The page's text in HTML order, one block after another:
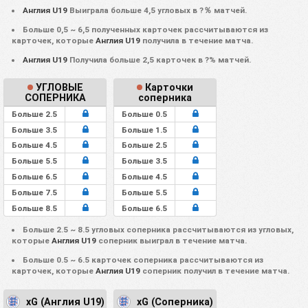
Англия U19 Выиграла больше 4,5 угловых в ?％ матчей.
Больше 0,5 ~ 6,5 полученных карточек рассчитываются из
карточек, которые Англия U19получила в течение матча.
Англия U19 Получила больше 2,5 карточек в ?% матчей.
УГЛОВЫЕ
СОПЕРНИКА
Больше 2.5
Больше 3.5
Больше 4.5
Больше 5.5
Больше 6.5
Больше 7.5
Больше 8.5
Карточки
соперника
Больше 0.5
Больше 1.5
Больше 2.5
Больше 3.5
Больше 4.5
Больше 5.5
Больше 6.5
Больше 2.5 ~ 8.5 угловых соперника рассчитываются из угловых,
которые Англия U19соперник выиграл в течение матча.
Больше 0.5 ~ 6.5 карточек соперника рассчитываются из
карточек, которые Англия U19соперник получил в течение матча.
xG (Англия U19) xG (Соперника)